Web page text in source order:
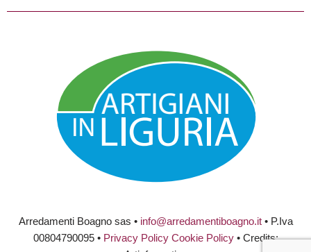
Arredamenti Boagno sas • info@arredamentiboagno.it• P.Iva
00804790095 • Privacy Policy Cookie Policy• Credits: